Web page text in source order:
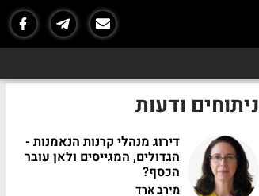
ניתוחים ודעות
דירוג מנהלי קרנות הנאמנות -
הגדולים, המגייסים ולאן עובר
הכסף?
מירב ארד